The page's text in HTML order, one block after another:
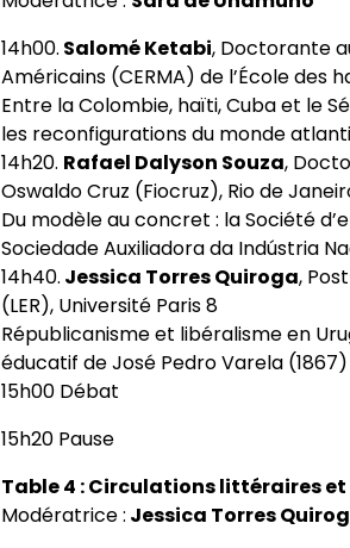
14h00. Salomé Ketabi, Doctorante
Américains (CERMA) de l’École des
Entre la Colombie, haïti, Cuba et le
les reconfigurations du monde
14h20. Rafael Dalyson Souza,
Oswaldo Cruz (Fiocruz), Rio de
Du modèle au concret : la Société
Sociedade Auxiliadora da Indústria
14h40. Jessica Torres Quiroga,
(LER), Université Paris 8
Républicanisme et libéralisme en
éducatif de José Pedro Varela (1867)
15h00 Débat
15h20 Pause
Table 4 : Circulations littéraires
Modératrice : Jessica Torres